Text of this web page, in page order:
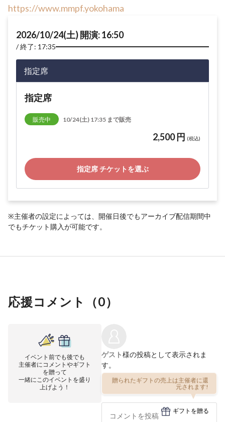
https://www.mmpf.yokohama
2026/10/24(土) 開演: 16:50
終了: 17:35
指定席
指定席
販売中 10/24(土) 17:35 まで販売
2,500 円 (税込)
指定席 チケットを選ぶ
※主催者の設定によっては、開催日後でもアーカイブ配信期間中
でもチケット購入が可能です。
応援コメント（0）
イベント前でも後でも
主催者にコメントやギフト
を贈って
一緒にこのイベントを盛り
上げよう！
ゲスト様の投稿として表示されま
す。
贈られたギフトの売上は主催者に還
元されます!
ギフトを贈る